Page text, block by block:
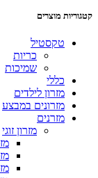
קטגוריות מוצרים
טקסטיל
כריות
שמיכות
כללי
מזרון לילדים
מזרונים במבצע
מזרנים
מזרון זוגי